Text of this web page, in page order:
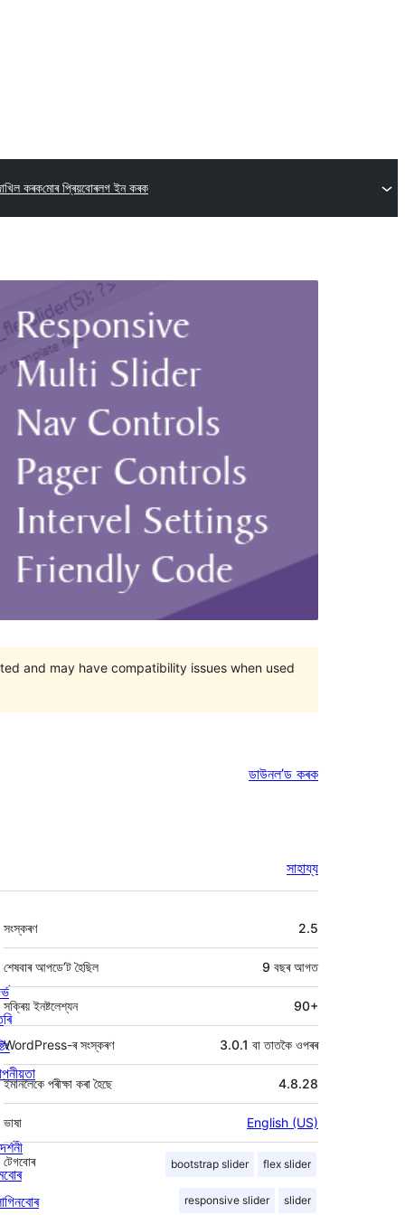
কৰকমোৰ প্ৰিয়বোৰলগ ইন কৰক
and may have compatibility issues when used
ডাউনল’ড কৰক
সাহায্য
মেটা 2.5
সংস্কৰণ
9 বছৰআগত
শেষবাৰ আপডে’ট হৈছিল
সক্ৰিয় ইনষ্টলেশ্যন 90+
WordPress-ৰ সংস্কৰণ 3.0.1 বা তাতকৈ ওপৰৰ
ইমানলৈকে পৰীক্ষা কৰা হৈছে 4.8.28
ভাষা English (US)
bootstrap slider flex slider
responsive slider slider
টেগবোৰ